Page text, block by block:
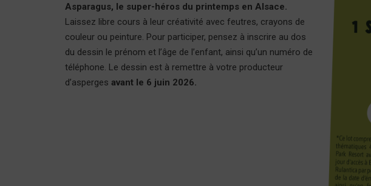
Asparagus, le super-héros du printemps en Alsace.
Laissez libre cours à leur créativité avec feutres, crayons de
couleur ou peinture. Pour participer, pensez à inscrire au dos
du dessin le prénom et l’âge de l’enfant, ainsi qu’un numéro de
téléphone. Le dessin est à remettre à votre producteur
d’asperges avant le 6 juin 2026.